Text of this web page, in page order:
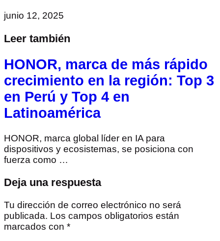
junio 12, 2025
Leer también
HONOR, marca de más rápido
crecimiento en la región: Top 3
en Perú y Top 4 en
Latinoamérica
HONOR, marca global líder en IA para
dispositivos y ecosistemas, se posiciona con
fuerza como …
Deja una respuesta
Tu dirección de correo electrónico no será
publicada. Los campos obligatorios están
marcados con *